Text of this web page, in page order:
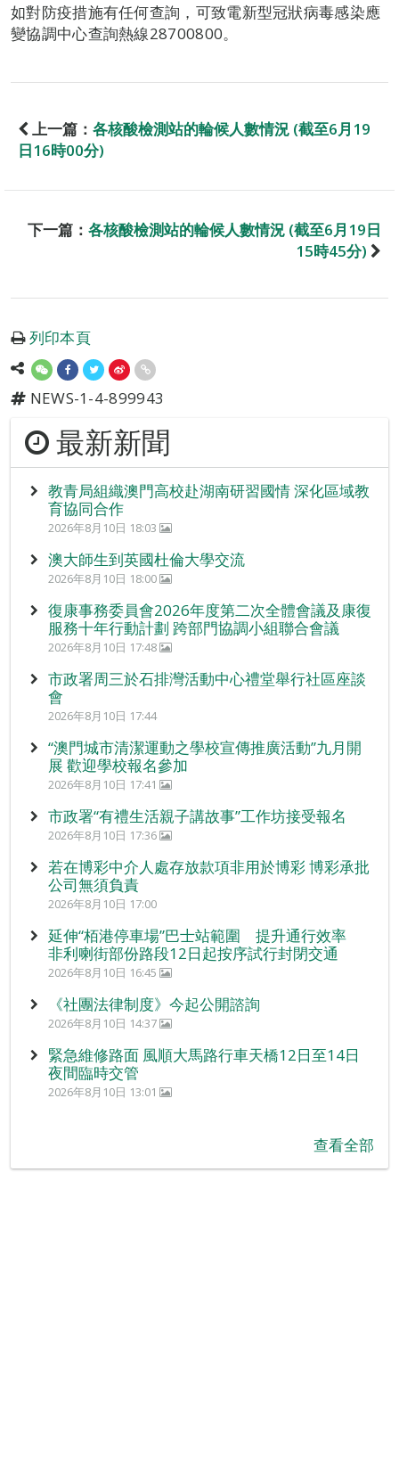
如對防疫措施有任何查詢，可致電新型冠狀病毒感染應
變協調中心查詢熱線28700800。
上一篇： 各核酸檢測站的輪候人數情況 (截至6月19
日16時00分)
下一篇： 各核酸檢測站的輪候人數情況 (截至6月19日
15時45分)
列印本頁
NEWS-1-4-899943
最新新聞
教青局組織澳門高校赴湖南研習國情 深化區域教
育協同合作
2026年8月10日 18:03
澳大師生到英國杜倫大學交流
2026年8月10日 18:00
復康事務委員會2026年度第二次全體會議及康復
服務十年行動計劃 跨部門協調小組聯合會議
2026年8月10日 17:48
市政署周三於石排灣活動中心禮堂舉行社區座談
會
2026年8月10日 17:44
“澳門城市清潔運動之學校宣傳推廣活動”九月開
展 歡迎學校報名參加
2026年8月10日 17:41
市政署“有禮生活親子講故事”工作坊接受報名
2026年8月10日 17:36
若在博彩中介人處存放款項非用於博彩 博彩承批
公司無須負責
2026年8月10日 17:00
延伸“栢港停車場”巴士站範圍 提升通行效率
非利喇街部份路段12日起按序試行封閉交通
2026年8月10日 16:45
《社團法律制度》今起公開諮詢
2026年8月10日 14:37
緊急維修路面 風順大馬路行車天橋12日至14日
夜間臨時交管
2026年8月10日 13:01
查看全部